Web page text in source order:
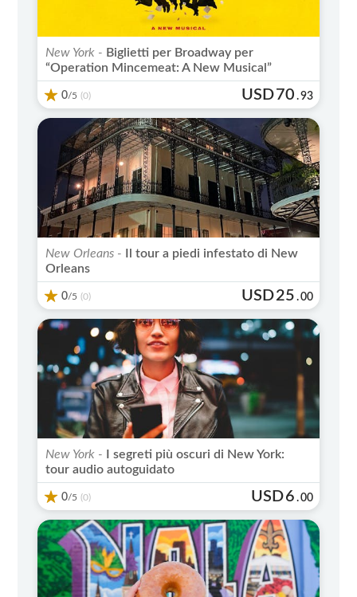
New York - Biglietti per Broadway per
“Operation Mincemeat: A New Musical”
0/5 (0) USD70 .93
New Orleans - Il tour a piedi infestato di New
Orleans
0/5 (0) USD25 .00
New York - I segreti più oscuri di New York:
tour audio autoguidato
0/5 (0) USD6 .00